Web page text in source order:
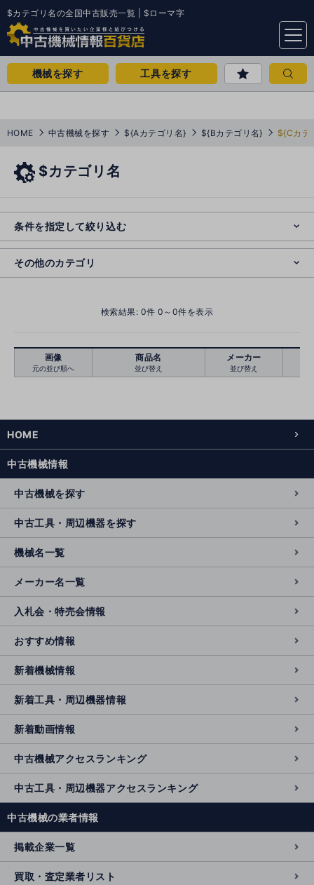
$カテゴリ名の全国中古販売一覧 | $ローマ字
menu
機械を探す 工具を探す
HOME 中古機械を探す ${Aカテゴリ名} ${Bカテゴリ名} ${Cカテ
$カテゴリ名
条件を指定して絞り込む
絞り込む クリア
その他のカテゴリ
o
s
e
検索結果: 0件 0～0件を表示
画像
元の並び順へ
商品名
並び替え
メーカー
並び替え
HOME
中古機械情報
中古機械を探す
中古工具・周辺機器を探す
機械名一覧
メーカー名一覧
入札会・特売会情報
おすすめ情報
新着機械情報
新着工具・周辺機器情報
新着動画情報
中古機械アクセスランキング
中古工具・周辺機器アクセスランキング
中古機械の業者情報
掲載企業一覧
買取・査定業者リスト